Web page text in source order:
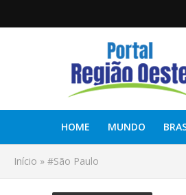
HOME MUNDO
Início » #São Paulo